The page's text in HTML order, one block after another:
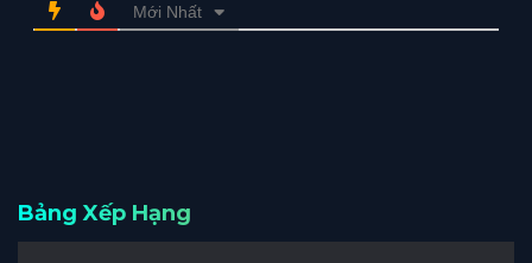
Mới Nhất
Bảng Xếp Hạng